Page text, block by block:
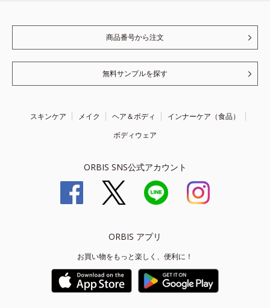
商品番号から注文
無料サンプルを探す
スキンケア メイク ヘア＆ボディ
インナーケア（食品）
ボディウェア
ORBIS SNS公式アカウント
ORBIS アプリ
お買い物をもっと楽しく、便利に！